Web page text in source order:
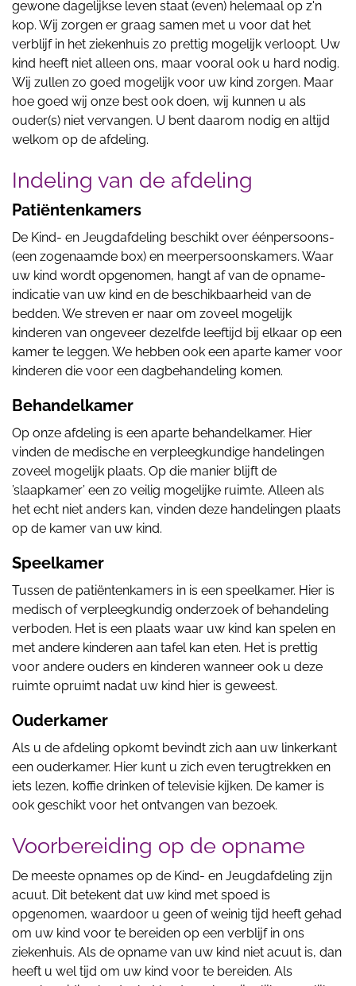
gewone dagelijkse leven staat (even) helemaal op z'n
kop. Wij zorgen er graag samen met u voor dat het
verblijf in het ziekenhuis zo prettig mogelijk verloopt. Uw
kind heeft niet alleen ons, maar vooral ook u hard nodig.
Wij zullen zo goed mogelijk voor uw kind zorgen. Maar
hoe goed wij onze best ook doen, wij kunnen u als
ouder(s) niet vervangen. U bent daarom nodig en altijd
welkom op de afdeling.
Indeling van de afdeling
Patiëntenkamers
De Kind- en Jeugdafdeling beschikt over éénpersoons-
(een zogenaamde box) en meerpersoonskamers. Waar
uw kind wordt opgenomen, hangt af van de opname-
indicatie van uw kind en de beschikbaarheid van de
bedden. We streven er naar om zoveel mogelijk
kinderen van ongeveer dezelfde leeftijd bij elkaar op een
kamer te leggen. We hebben ook een aparte kamer voor
kinderen die voor een dagbehandeling komen.
Behandelkamer
Op onze afdeling is een aparte behandelkamer. Hier
vinden de medische en verpleegkundige handelingen
zoveel mogelijk plaats. Op die manier blijft de
’slaapkamer’ een zo veilig mogelijke ruimte. Alleen als
het echt niet anders kan, vinden deze handelingen plaats
op de kamer van uw kind.
Speelkamer
Tussen de patiëntenkamers in is een speelkamer. Hier is
medisch of verpleegkundig onderzoek of behandeling
verboden. Het is een plaats waar uw kind kan spelen en
met andere kinderen aan tafel kan eten. Het is prettig
voor andere ouders en kinderen wanneer ook u deze
ruimte opruimt nadat uw kind hier is geweest.
Ouderkamer
Als u de afdeling opkomt bevindt zich aan uw linkerkant
een ouderkamer. Hier kunt u zich even terugtrekken en
iets lezen, koffie drinken of televisie kijken. De kamer is
ook geschikt voor het ontvangen van bezoek.
Voorbereiding op de opname
De meeste opnames op de Kind- en Jeugdafdeling zijn
acuut. Dit betekent dat uw kind met spoed is
opgenomen, waardoor u geen of weinig tijd heeft gehad
om uw kind voor te bereiden op een verblijf in ons
ziekenhuis. Als de opname van uw kind niet acuut is, dan
heeft u wel tijd om uw kind voor te bereiden. Als